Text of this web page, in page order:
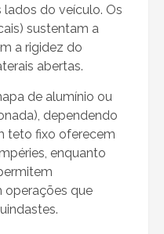
do veículo. Os
sustentam a
a rigidez do
abertas.
de alumínio ou
dependendo
teto fixo oferecem
enquanto
operações que